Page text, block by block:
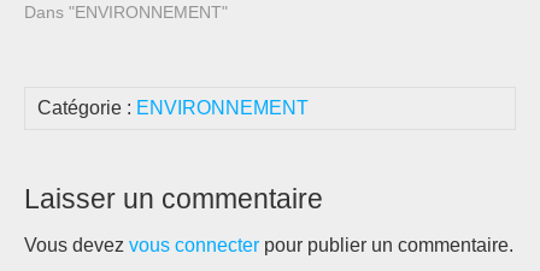
Dans "ENVIRONNEMENT"
Catégorie : ENVIRONNEMENT
Laisser un commentaire
Vous devez vous connecter pour publier un commentaire.